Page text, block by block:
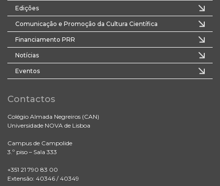
Edições
Comunicação e Promoção da Cultura Científica
Financiamento PRR
Notícias
Eventos
Contactos
Colégio Almada Negreiros (CAN)
Universidade NOVA de Lisboa
Campus de Campolide
3.º piso – Sala 333
+351 21 790 83 00
Extensão: 40346 / 40349